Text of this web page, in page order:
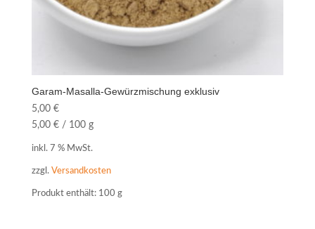
Garam-Masalla-Gewürzmischung exklusiv
5,00 €
5,00 €/ 100 g
inkl. 7 % MwSt.
zzgl. Versandkosten
Produkt enthält: 100 g